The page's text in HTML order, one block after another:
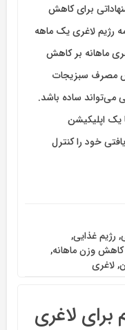
برای کاهش
رژیم لاغری یک ماهه
ماهانه بر کاهش
مصرف سبزیجات
ساده باشد.
یک اپلیکیشن
خود را کنترل
, رژیم غذایی,
کاهش وزن ماهانه,
,لاغری
برای لاغری